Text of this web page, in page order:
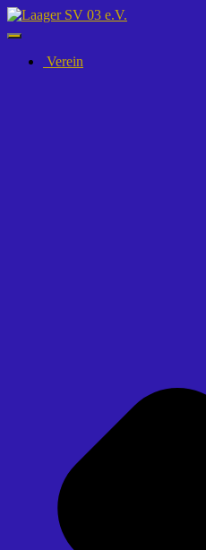
Navigation
umschalten
Verein